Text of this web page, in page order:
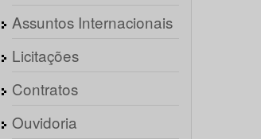
Assuntos Internacionais
Licitações
Contratos
Ouvidoria